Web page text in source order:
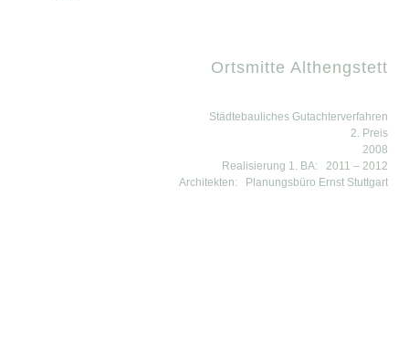
Ortsmitte Althengstett
Städtebauliches Gutachterverfahren
2. Preis
2008
Realisierung 1. BA:
2011 – 2012
Architekten:
Planungsbüro Ernst Stuttgart